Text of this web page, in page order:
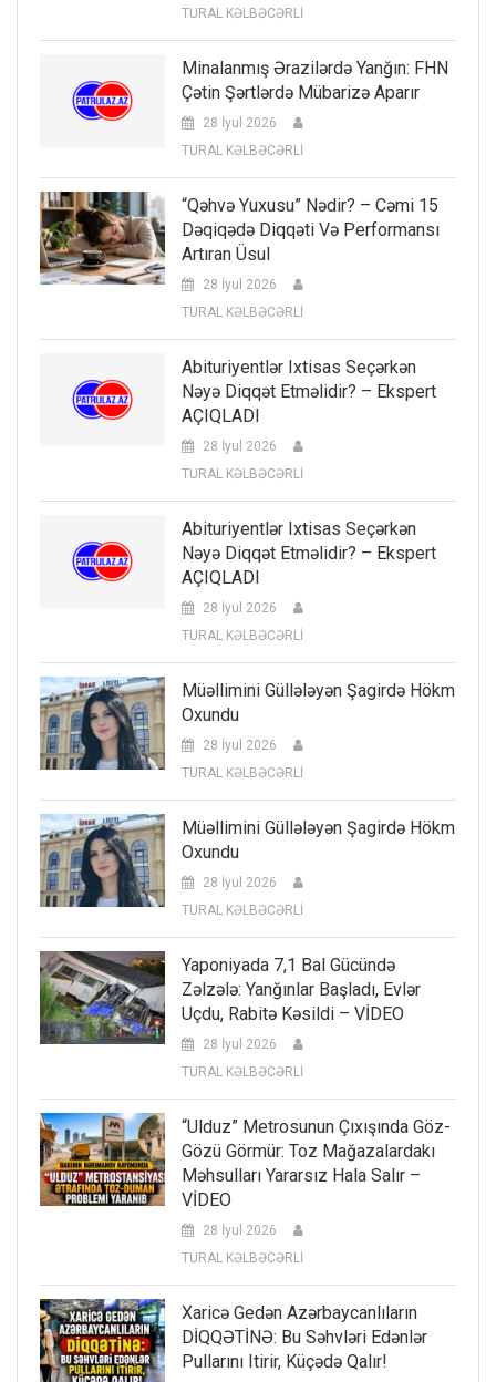
TURAL KƏLBƏCƏRLİ
Minalanmış Ərazilərdə Yanğın: FHN
Çətin Şərtlərdə Mübarizə Aparır
28 İyul 2026
TURAL KƏLBƏCƏRLİ
“Qəhvə Yuxusu” Nədir? – Cəmi 15
Dəqiqədə Diqqəti Və Performansı
Artıran Üsul
28 İyul 2026
TURAL KƏLBƏCƏRLİ
Abituriyentlər Ixtisas Seçərkən
Nəyə Diqqət Etməlidir? – Ekspert
AÇIQLADI
28 İyul 2026
TURAL KƏLBƏCƏRLİ
Abituriyentlər Ixtisas Seçərkən
Nəyə Diqqət Etməlidir? – Ekspert
AÇIQLADI
28 İyul 2026
TURAL KƏLBƏCƏRLİ
Müəllimini Güllələyən Şagirdə Hökm
Oxundu
28 İyul 2026
TURAL KƏLBƏCƏRLİ
Müəllimini Güllələyən Şagirdə Hökm
Oxundu
28 İyul 2026
TURAL KƏLBƏCƏRLİ
Yaponiyada 7,1 Bal Gücündə
Zəlzələ: Yanğınlar Başladı, Evlər
Uçdu, Rabitə Kəsildi – VİDEO
28 İyul 2026
TURAL KƏLBƏCƏRLİ
“Ulduz” Metrosunun Çıxışında Göz-
Gözü Görmür: Toz Mağazalardakı
Məhsulları Yararsız Hala Salır –
VİDEO
28 İyul 2026
TURAL KƏLBƏCƏRLİ
Xaricə Gedən Azərbaycanlıların
DİQQƏTİNƏ: Bu Səhvləri Edənlər
Pullarını Itirir, Küçədə Qalır!